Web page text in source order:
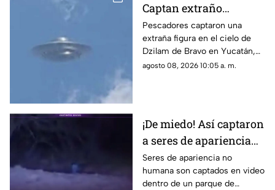
Captan extraño
OBJETO en el CIELO de
Yucatán; genera
asombro
Pescadores captaron una
extraña figura en el cielo de
Dzilam de Bravo en Yucatán,
desatando todo tipo de teorías,
agosto 08, 2026 10:05 a. m.
¡De miedo! Así captaron
a seres de apariencia
no humana en famoso
parque de México
Seres de apariencia no
humana son captados en video
dentro de un parque de